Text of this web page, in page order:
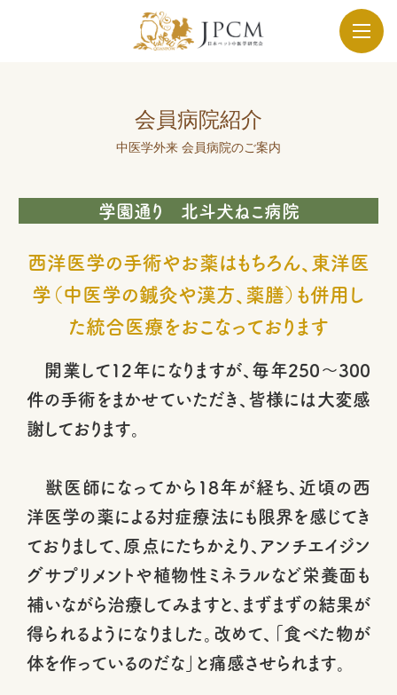
会員病院紹介
中医学外来 会員病院のご案内
学園通り 北斗犬ねこ病院
西洋医学の手術やお薬はもちろん、東洋医
学（中医学の鍼灸や漢方、薬膳）も併用し
た統合医療をおこなっております
開業して12年になりますが、毎年250～300
件の手術をまかせていただき、皆様には大変感
謝しております。
獣医師になってから18年が経ち、近頃の西
洋医学の薬による対症療法にも限界を感じてき
ておりまして、原点にたちかえり、アンチエイジン
グサプリメントや植物性ミネラルなど栄養面も
補いながら治療してみますと、まずまずの結果が
得られるようになりました。改めて、「食べた物が
体を作っているのだな」と痛感させられます。